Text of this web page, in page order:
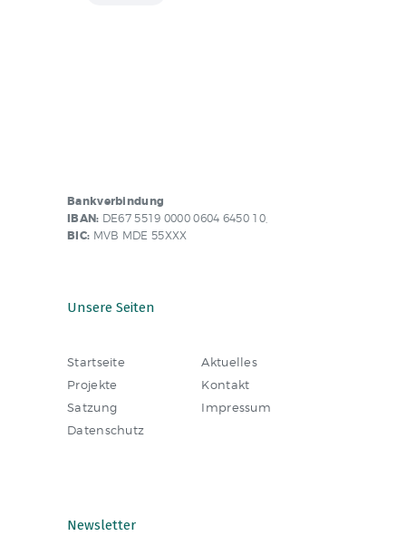
Bankverbindung
IBAN: DE67 5519 0000 0604 6450 10,
BIC: MVB MDE 55XXX
Unsere Seiten
Startseite
Aktuelles
Projekte
Kontakt
Satzung
Impressum
Datenschutz
Newsletter